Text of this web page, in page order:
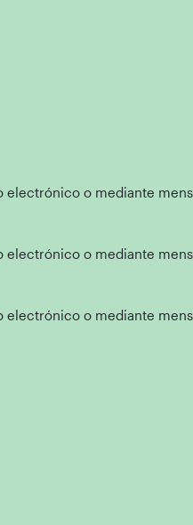
o mediante
o mediante
o mediante